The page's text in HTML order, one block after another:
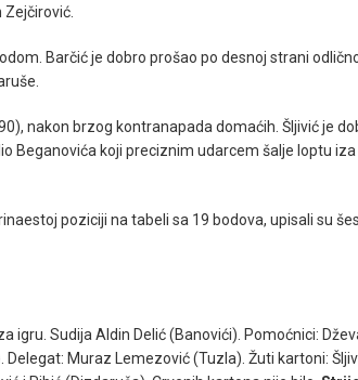
Barčić je dobro prošao po desnoj strani
nakon brzog kontranapada domaćih. Šljivić je
Beganovića koji preciznim udarcem šalje loptu iza
poziciji na tabeli sa 19 bodova, upisali su
igru. Sudija Aldin Delić (Banovići). Pomoćnici:
Muraz Lemezović (Tuzla). Žuti kartoni: